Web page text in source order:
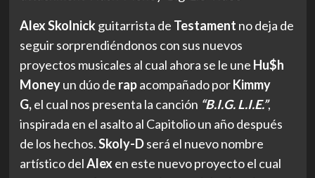
Alex Skolnickguitarrista de Testament no deja de
seguir sorprendiéndonos con sus nuevos
proyectos musicales al cual ahora se le une Hu$h
Moneyun dúo de rapacompañado porKimmy
G,el cual nos presenta la canción “B.I.G. L.I.E.”,
inspirada en el asalto al Capitolio un año después
de los hechos.Skoly-Dserá el nuevo nombre
artístico delAlex en este nuevo proyecto el cual